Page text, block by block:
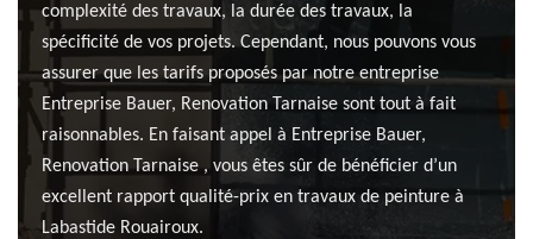
complexité des travaux, la durée des travaux, la
spécificité de vos projets. Cependant, nous pouvons vous
assurer que les tarifs proposés par notre entreprise
Entreprise Bauer, Renovation Tarnaise sont tout à fait
raisonnables. En faisant appel à Entreprise Bauer,
Renovation Tarnaise , vous êtes sûr de bénéficier d’un
excellent rapport qualité-prix en travaux de peinture à
Labastide Rouairoux.